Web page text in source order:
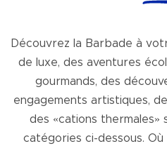
Découvrez la Barbade à
de luxe, des aventures
gourmands, des
engagements artistiques,
des «cations thermales»
catégories ci-dessous. Où